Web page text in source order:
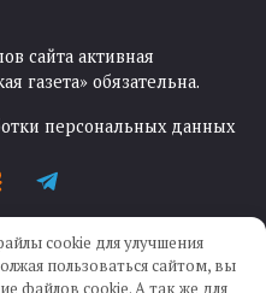
сайта активная
газета» обязательна.
персональных данных
cookie для улучшения
пользоваться сайтом, вы
файлов cookie. А так же для